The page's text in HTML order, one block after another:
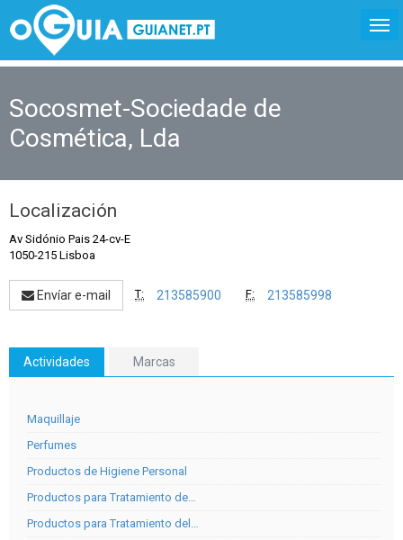
Socosmet-Sociedade de
Cosmética, Lda
Localización
Av Sidónio Pais 24-cv-E
1050-215 Lisboa
Envíar e-mail T: 213585900 F: 213585998
Actividades Marcas
Maquillaje
Perfumes
Productos de Higiene Personal
Productos para Tratamiento de…
Productos para Tratamiento del…